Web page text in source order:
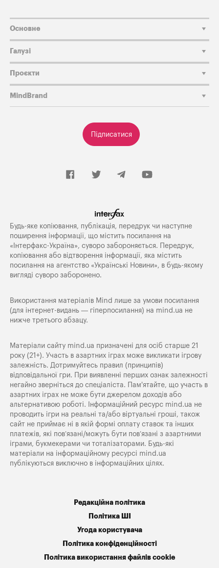
Підписатися
Основне
Галузі
Проєкти
MindBrand
Будь-яке копiювання, публiкацiя, передрук чи наступне
поширення iнформацiї, що мiстить посилання на
«Iнтерфакс-Україна», суворо забороняється. Передрук,
копіювання або відтворення інформації, яка містить
посилання на агентство «Українські Новини», в будь-якому
вигляді суворо заборонено.
Використання матеріалів Mind лише за умови посилання
(для інтернет-видань — гіперпосилання) на mind.ua не
нижче третього абзацу.
Матеріали сайту mind.ua призначені для осіб старше 21
року (21+). Участь в азартних іграх може викликати ігрову
залежність. Дотримуйтесь правил (принципів)
відповідальної гри. При виявленні перших ознак залежності
негайно зверніться до спеціаліста. Пам'ятайте, що участь в
азартних іграх не може бути джерелом доходів або
альтернативою роботі. Інформаційний ресурс mind.ua не
проводить ігри на реальні та/або віртуальні гроші, також
сайт не приймає ні в якій формі оплату ставок та інших
платежів, які пов’язані/можуть бути пов’язані з азартними
іграми, букмекерами чи тоталізаторами. Будь-які
матеріали на інформаційному ресурсі mind.ua
публікуються виключно в інформаційних цілях.
Редакційна політика
Політика ШІ
Угода користувача
Політика конфіденційності
Політика використання файлів cookie